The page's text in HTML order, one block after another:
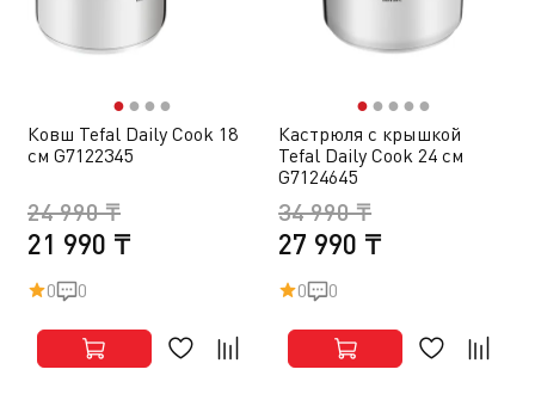
●● ● ●
Ковш Tefal Daily Cook 18
см G7122345
21 990 ₸
24 990 ₸
0 0
●● ● ● ●
Кастрюля с крышкой
Tefal Daily Cook 24 см
G7124645
27 990 ₸
34 990 ₸
0 0